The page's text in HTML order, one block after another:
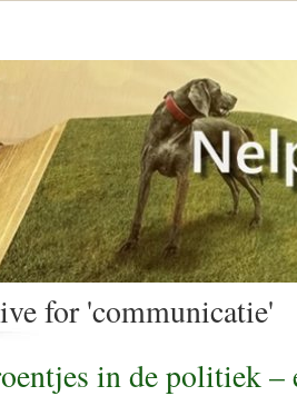
for 'communicatie'
in de politiek –